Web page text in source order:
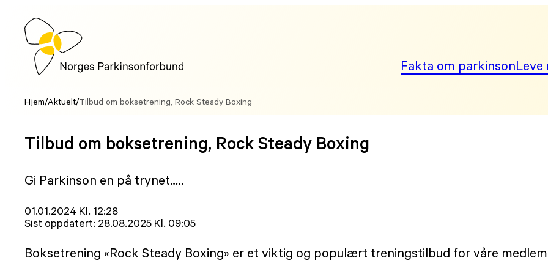
innhold
Fakta om parkinsonLeve
Hjem/Aktuelt/Tilbud om boksetrening, Rock Steady Boxing
Tilbud om boksetrening, Rock Steady Boxing
Gi Parkinson en på trynet…..
Lagt
ut
01.01.2024 Kl. 12:28
Sist oppdatert: 28.08.2025 Kl. 09:05
Boksetrening «Rock Steady Boxing» er et viktig og populært treningstilbud for våre